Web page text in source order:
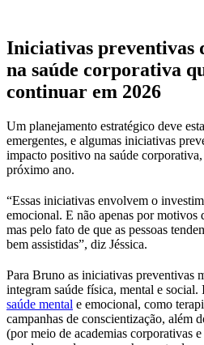
Iniciativas preventivas
na saúde corporativa
continuar em 2026
Um planejamento estratégico deve
emergentes, e algumas iniciativas
impacto positivo na saúde
próximo ano.
“Essas iniciativas envolvem o
emocional. E não apenas por motivos
mas pelo fato de que as pessoas
bem assistidas”, diz Jéssica.
Para Bruno as iniciativas preventivas
integram saúde física, mental e
saúde mental e emocional, como
campanhas de conscientização, além
(por meio de academias corporativas